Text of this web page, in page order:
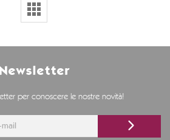
Newsletter
per conoscere le nostre novità!